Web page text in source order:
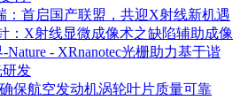
：首启国产联盟，共迎X射线新机遇
：X射线显微成像术之缺陷辅助成像
- XRnanotec光栅助力基于谐
发
保航空发动机涡轮叶片质量可靠